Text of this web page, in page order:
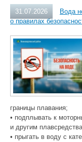
31.07.2026
Вода
о правилах
границы плавания;
• подплывать к
и другим
• прыгать в воду с